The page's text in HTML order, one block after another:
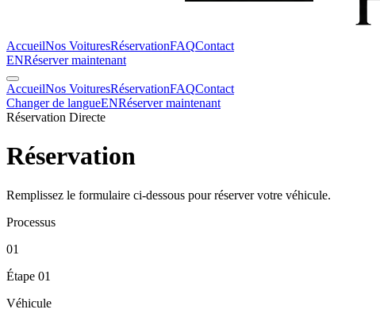
AccueilNos VoituresRéservationFAQContact
ENRéserver maintenant
AccueilNos VoituresRéservationFAQContact
Changer de langueENRéserver maintenant
Réservation Directe
Réservation
Remplissez le formulaire ci-dessous pour réserver votre véhicule.
Processus
01
Étape 01
Véhicule